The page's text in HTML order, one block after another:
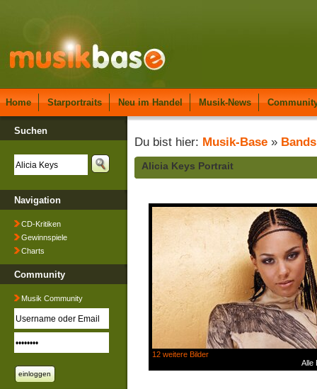
Home Starportraits Neu im Handel Musik-News
Suchen
Navigation
CD-Kritiken
Gewinnspiele
Charts
Community
Musik Community
Du bist hier: Musik-Base » Bands
Alicia Keys Portrait
12 weitere Bilder
Alle